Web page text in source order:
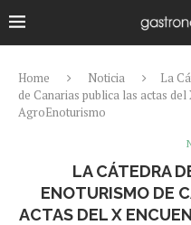
Home Noticia
La
de Canarias publica las actas
AgroEnoturismo
LA CÁTEDRA
ENOTURISMO DE
ACTAS DEL X